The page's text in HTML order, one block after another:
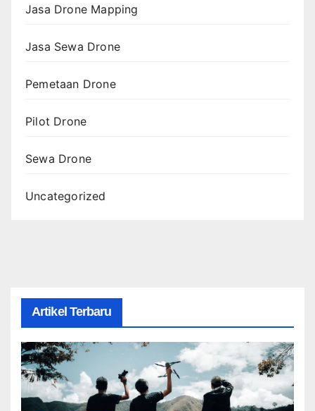
Jasa Drone Mapping
Jasa Sewa Drone
Pemetaan Drone
Pilot Drone
Sewa Drone
Uncategorized
Artikel Terbaru